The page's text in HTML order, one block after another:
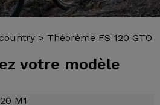
> Théorème FS 120 GTO
votre modèle